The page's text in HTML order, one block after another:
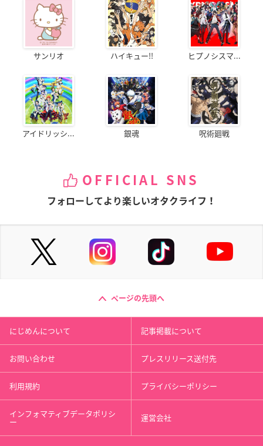
サンリオ ハイキュー!! ヒプノシスマ...
アイドリッシ... 銀魂 呪術廻戦
OFFICIAL SNS
フォローしてより楽しいオタクライフ！
ページの先頭へ
にじめんについて 記事掲載について
お問い合わせ プレスリリース送付先
利用規約 プライバシーポリシー
インフォマティブデータポリシ
ー 運営会社